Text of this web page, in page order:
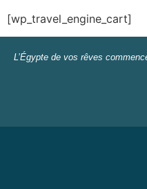
[wp_travel_engine_cart]
L’Égypte de vos rêves